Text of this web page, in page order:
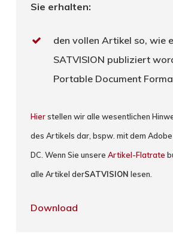
Sie erhalten:
den vollen Artikel so, wie
SATVISION publiziert
Portable Document
Hierstellen wir alle wesentlichen
des Artikels dar, bspw. mit dem
DC. Wenn Sie unsereArtikel-Flatrate
alle Artikel derSATVISION lesen.
Download